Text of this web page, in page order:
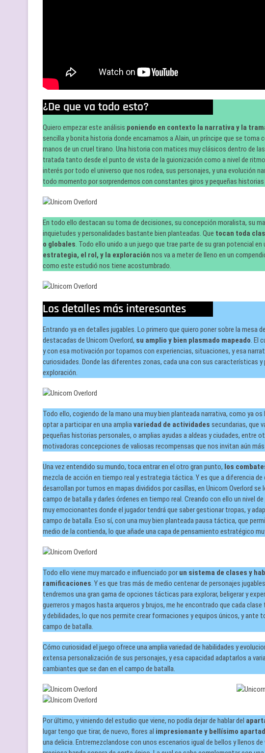
¿De que va todo esto?
Quiero empezar este análisis poniendo en contexto la narrativa y la
sencilla y bonita historia donde encarnamos a Alain, un príncipe que se
manos de un cruel tirano. Una historia con matices muy clásicos dentro de
tratada tanto desde el punto de vista de la guionización como a nivel de
interés por todo el universo que nos rodea, sus personajes, y una evolución
todo momento por sorprendernos con constantes giros y pequeñas historias
En todo ello destacan su toma de decisiones, su concepción moralista, su
inquietudes y personalidades bastante bien planteadas. Que tocan toda
o globales. Todo ello unido a un juego que trae parte de su gran potencial en
estrategia, el rol, y la exploración nos va a meter de lleno en un
como este estudió nos tiene acostumbrado.
Los detalles más interesantes
Entrando ya en detalles jugables. Lo primero que quiero poner sobre la
destacadas de Unicorn Overlord, su amplio y bien plasmado mapeado. El
y con esa motivación por toparnos con experiencias, situaciones, y esa
curiosidades. Donde las diferentes zonas, cada una con sus características
exploración.
Todo ello, cogiendo de la mano una muy bien planteada narrativa, como ya
optar a participar en una ampliavariedad de actividades secundarias, que
pequeñas historias personales, o amplias ayudas a aldeas y ciudades, entre
motivadoras concepciones de valiosas recompensas que nos invitan aún
Una vez entendido su mundo, toca entrar en el otro gran punto, los
mezcla de acción en tiempo real y estrategia táctica. Y es que a diferencia
desarrollan por turnos en mapas divididos por casillas, en Unicorn Overlord
campo de batalla y darles órdenes en tiempo real. Creando con ello un nivel
muy emocionantes donde el jugador tendrá que saber gestionar tropas, y
campo de batalla. Eso sí, con una muy bien planteada pausa táctica, que
medio de la contienda, lo que añade una capa de pensamiento estratégico
Todo ello viene muy marcado e influenciado por un sistema de clases y
ramificaciones. Y es que tras más de medio centenar de personajes
tendremos una gran gama de opciones tácticas para explorar, beligerar y
guerreros y magos hasta arqueros y brujos, me he encontrado que cada
y debilidades, lo que nos permite crear formaciones y equipos únicos, y
campo de batalla.
Cómo curiosidad el juego ofrece una amplia variedad de habilidades y
extensa personalización de sus personajes, y esa capacidad adaptarlos a
cambiantes que se dan en el campo de batalla.
Por último, y viniendo del estudio que viene, no podía dejar de hablar del
lugar tengo que tirar, de nuevo, flores al impresionante y bellísimo
una delicia. Entremezclandose con unos escenarios igual de bellos y llenos